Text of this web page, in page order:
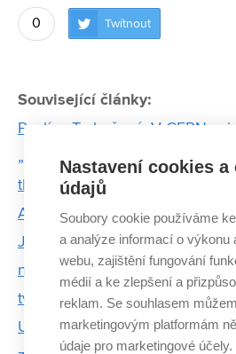
0 Twítnout
Související články:
Pavlína Trubačová: V CERNu si
„Baví mě inovace zavedených
tkví v elektronice a softwaru,“
ASN Plus
Jako jeden z dvanácti pilotů na
nebezpečném letišti Paro. Byla
tvrdí Slavomír Pískatý
Unikátní služba absolventů FSI
Nastavení cookies a
údajů
Soubory cookie používáme
a analýze informací o výkonu
webu, zajištění fungování
médií a ke zlepšení a
reklam. Se souhlasem
marketingovým platformám
údaje pro marketingové účely.